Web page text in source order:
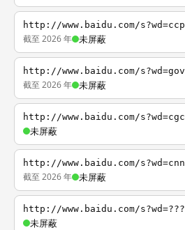
http://www.baidu.com/s?wd=ccp
截至 2026 年 未屏蔽
http://www.baidu.com/s?wd=gov
截至 2026 年 未屏蔽
http://www.baidu.com/s?wd=cgc
未屏蔽
http://www.baidu.com/s?wd=cnn
截至 2026 年 未屏蔽
http://www.baidu.com/s?wd=???
未屏蔽